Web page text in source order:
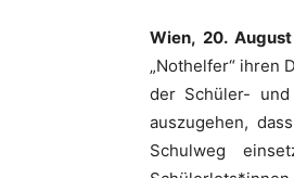
Wien, 20.
„Nothelfer“ ihren
der Schüler-
auszugehen,
Schulweg